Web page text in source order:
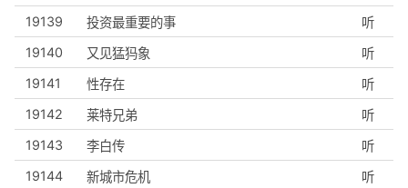
19139
投资最重要的事
听
19140
又见猛犸象
听
19141
性存在
听
19142
莱特兄弟
听
19143
李白传
听
19144
新城市危机
听